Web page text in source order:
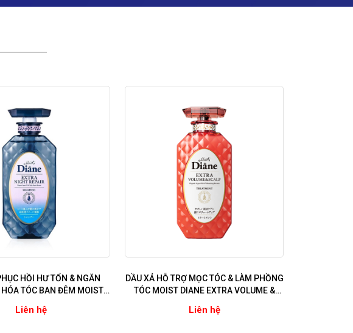
HỒI HƯ TỔN & NGĂN
HÓA TÓC BAN ĐÊM MOIST
yếu, lão hóa, khô xơ, chẻ
Liên hệ
DẦU XẢ HỖ TRỢ MỌC TÓC & LÀM PHỒNG
TÓC MOIST DIANE EXTRA VOLUME &
mỏng thưa, có gàu)
Liên hệ